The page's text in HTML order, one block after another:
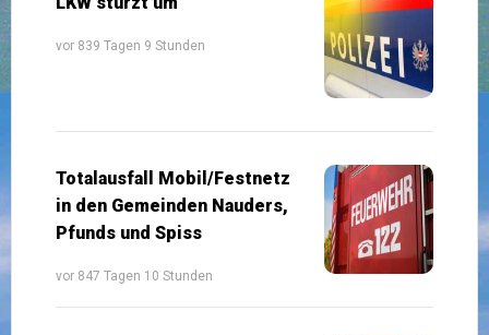
vor 839 Tagen 9 Stunden
Totalausfall Mobil/Festnetz
in den Gemeinden Nauders,
Pfunds und Spiss
vor 847 Tagen 10 Stunden